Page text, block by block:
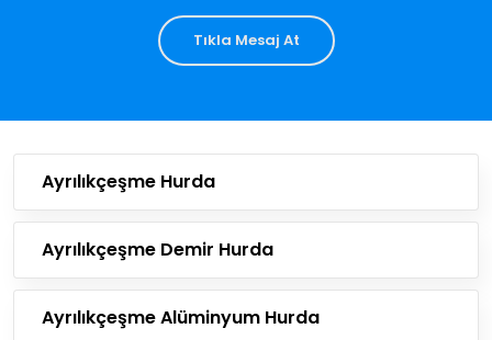
Tıkla Mesaj At
Ayrılıkçeşme Hurda
Ayrılıkçeşme Demir Hurda
Ayrılıkçeşme Alüminyum Hurda